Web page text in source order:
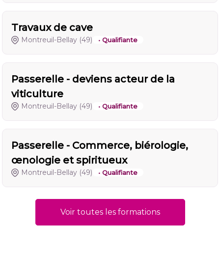
Travaux de cave
Montreuil-Bellay (49) • Qualifiante
Passerelle - deviens acteur de la
viticulture
Montreuil-Bellay (49) • Qualifiante
Passerelle - Commerce, biérologie,
œnologie et spiritueux
Montreuil-Bellay (49) • Qualifiante
Voir toutes les formations